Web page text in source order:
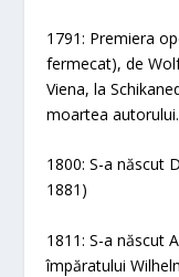
1791: Premiera
fermecat), de
Viena, la
moartea autorului.
1800: S-a născut
1881)
1811: S-a născut
împăratului